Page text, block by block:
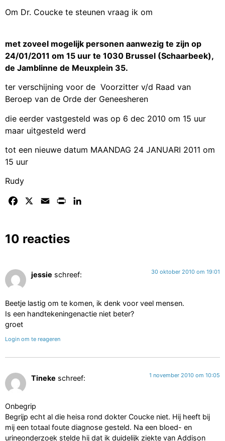
Om Dr. Coucke te steunen vraag ik om
met zoveel mogelijk personen aanwezig te zijn op
24/01/2011 om 15 uur te 1030 Brussel (Schaarbeek),
de Jamblinne de Meuxplein 35.
ter verschijning voor de Voorzitter v/d Raad van
Beroep van de Orde der Geneesheren
die eerder vastgesteld was op 6 dec 2010 om 15 uur
maar uitgesteld werd
tot een nieuwe datum MAANDAG 24 JANUARI 2011 om
15 uur
Rudy
Facebook Email Print
10 reacties
jessie schreef: 30 oktober 2010 om 19:01
Beetje lastig om te komen, ik denk voor veel mensen.
Is een handtekeningenactie niet beter?
groet
Login om te reageren
Tineke schreef: 1 november 2010 om 10:05
Onbegrip
Begrijp echt al die heisa rond dokter Coucke niet. Hij heeft bij
mij een totaal foute diagnose gesteld. Na een bloed- en
urineonderzoek stelde hij dat ik duidelijk ziekte van Addison